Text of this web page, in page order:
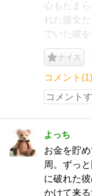
心もたま
れた彼女
でいた彼
ナイス
コメント(1)
よっち
お金を貯
周。ずっ
に破れた
かけて来